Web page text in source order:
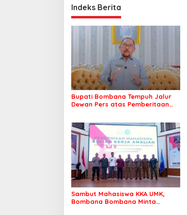
Indeks Berita
Bupati Bombana Tempuh Jalur
Dewan Pers atas Pemberitaan
Sambut Mahasiswa KKA UMK,
Bombana Bombana Minta